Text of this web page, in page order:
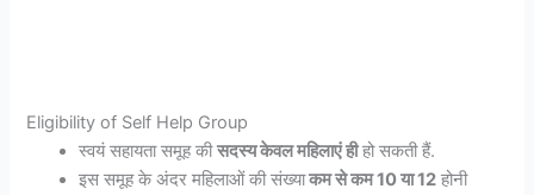
Eligibility of Self Help Group
स्वयं सहायता समूह कीसदस्य केवल महिलाएं हीहो सकती हैं.
इस समूह के अंदर महिलाओं की संख्याकम से कम 10 या 12 होनी